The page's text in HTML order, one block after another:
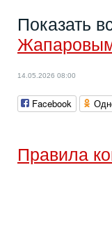
Показать
14.05.2026 08:00
Facebook
Правила